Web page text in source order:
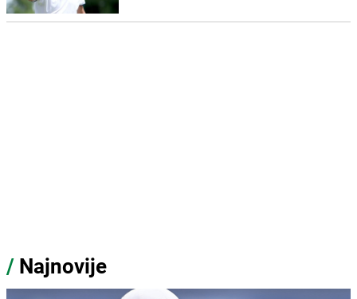
/ Najnovije